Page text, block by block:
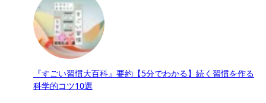
『すごい習慣大百科』要約【5分でわかる】続く習慣を作る
科学的コツ10選